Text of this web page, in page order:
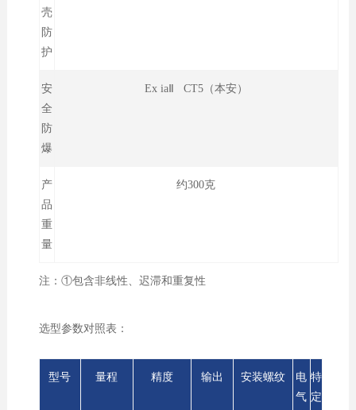
壳
防
护
安
全
防
爆
Ex iaⅡ CT5（本安）
产
品
重
量
约300克
注：①包含非线性、迟滞和重复性
选型参数对照表：
型号 量程 精度 输出 安装螺纹
电
气
特
定